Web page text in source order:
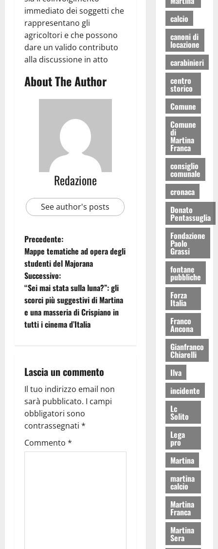
immediato dei soggetti che
rappresentano gli
agricoltori e che possono
dare un valido contributo
alla discussione in atto
About The Author
Redazione
See author's posts
Precedente:
Mappe tematiche ad opera degli
studenti del Majorana
Successivo:
“Sei mai stata sulla luna?”: gli
scorci più suggestivi di Martina
e una masseria di Crispiano in
tutti i cinema d’Italia
Lascia un commento
Il tuo indirizzo email non
sarà pubblicato. I campi
obbligatori sono
contrassegnati *
Commento *
calcio
canoni di
locazione
carabinieri
centro
storico
Comune
Comune
di
Martina
Franca
consiglio
comunale
cronaca
Donato
Pentassuglia
Fondazione
Paolo
Grassi
fontane
pubbliche
Forza
Italia
Franco
Ancona
Gianfranco
Chiarelli
Ilva
incidente
Lc
Solito
Lega
pro
Martina
martina
calcio
Martina
Franca
Martina
Sera